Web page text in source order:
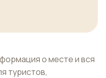
о месте и вся
туристов,